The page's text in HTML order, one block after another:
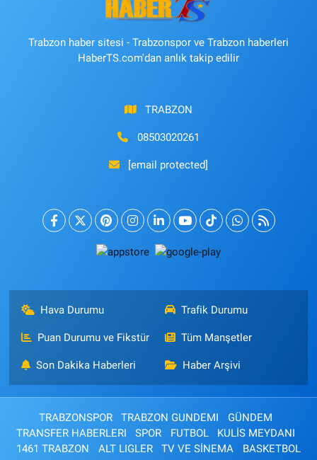
Trabzon haber sitesi - Trabzonspor ve Trabzon haberleri
HaberTS.com'dan anlık takip edilir
TRABZON
08503020261
[email protected]
Hava Durumu Trafik Durumu
Puan Durumu ve Fikstür Tüm Manşetler
Son Dakika Haberleri Haber Arşivi
TRABZONSPOR TRABZON GUNDEMI
GÜNDEM
TRANSFER HABERLERI
SPOR FUTBOL
KULİS MEYDANI
1461 TRABZON
ALT LIGLER TV VE SİNEMA BASKETBOL